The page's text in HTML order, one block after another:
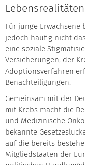
Für junge
jedoch häufig nicht
eine soziale
Versicherungen, der
Adoptionsverfahren
Benachteiligungen.
Gemeinsam mit der
mit Krebs macht die
und Medizinische
bekannte
auf die bereits
Mitgliedstaaten der